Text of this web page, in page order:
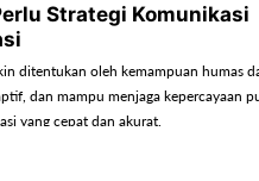
Strategi Komunikasi
ditentukan oleh kemampuan humas
dan mampu menjaga kepercayaan
yang cepat dan akurat.